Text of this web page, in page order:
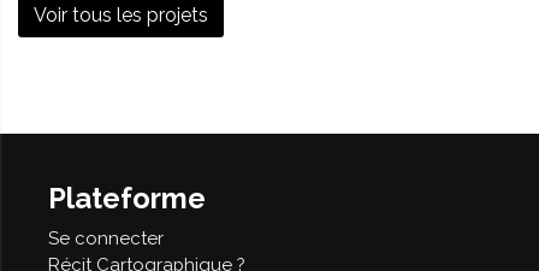
Voir tous les projets
Plateforme
Se connecter
Récit Cartographique ?